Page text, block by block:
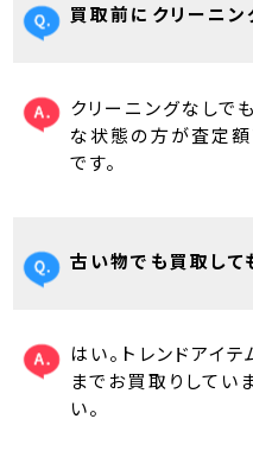
買取前にクリーニン
クリーニングなしで
な状態の方が査定
です。
古い物でも買取して
はい。トレンドアイ
までお買取りしてい
い。